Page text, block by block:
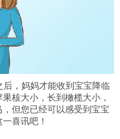
，妈妈才能收到宝宝降临
核大小，长到橄榄大小，
但您已经可以感受到宝宝
喜讯吧！